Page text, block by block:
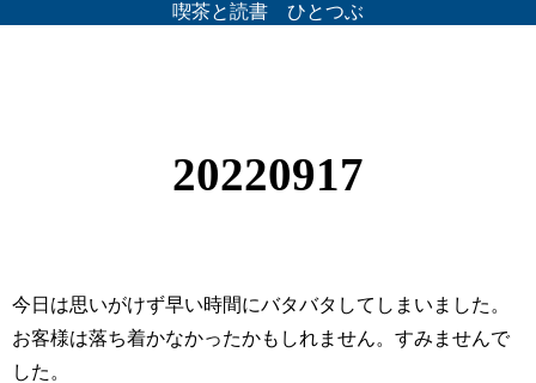
喫茶と読書 ひとつぶ
20220917
今日は思いがけず早い時間にバタバタしてしまいました。
お客様は落ち着かなかったかもしれません。すみませんで
した。